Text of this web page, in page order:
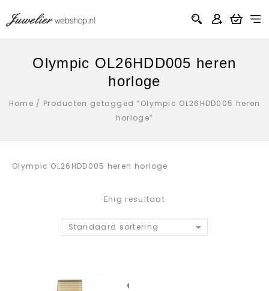
Olympic OL26HDD005 heren
horloge
Home / Producten getagged “Olympic OL26HDD005 heren
horloge”
Olympic OL26HDD005 heren horloge
Enig resultaat
Standaard sortering